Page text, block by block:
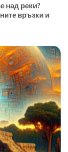
над реки?
връзки и